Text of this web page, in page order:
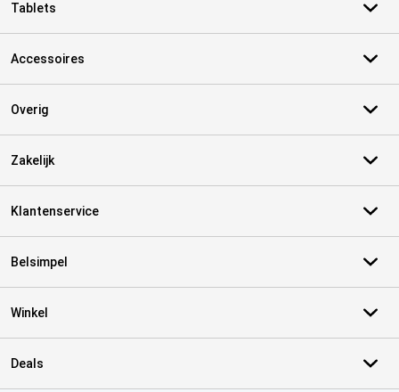
Tablets
Accessoires
Overig
Zakelijk
Klantenservice
Belsimpel
Winkel
Deals